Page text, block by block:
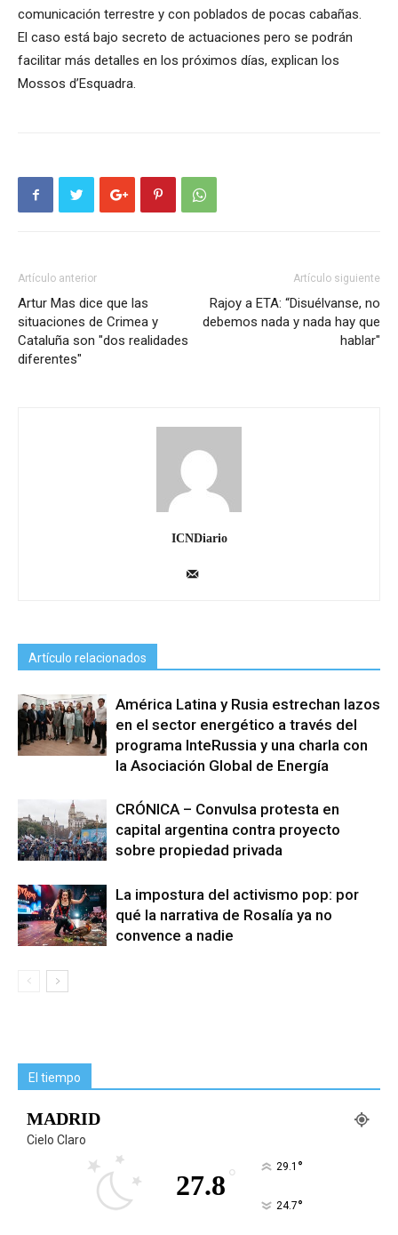
comunicación terrestre y con poblados de pocas cabañas.
El caso está bajo secreto de actuaciones pero se podrán
facilitar más detalles en los próximos días, explican los
Mossos d’Esquadra.
Artículo anterior
Artur Mas dice que las
situaciones de Crimea y
Cataluña son "dos realidades
diferentes"
Artículo siguiente
Rajoy a ETA: “Disuélvanse, no
debemos nada y nada hay que
hablar"
ICNDiario
Artículo relacionados
América Latina y Rusia estrechan lazos
en el sector energético a través del
programa InteRussia y una charla con
la Asociación Global de Energía
CRÓNICA – Convulsa protesta en
capital argentina contra proyecto
sobre propiedad privada
La impostura del activismo pop: por
qué la narrativa de Rosalía ya no
convence a nadie
El tiempo
MADRID
Cielo Claro
27.8 ° 29.1 °
24.7°